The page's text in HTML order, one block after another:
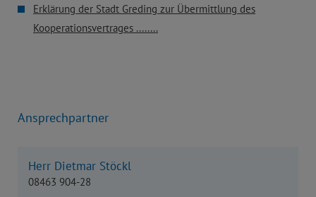
Erklärung der Stadt Greding zur Übermittlung des
Kooperationsvertrages ........
Ansprechpartner
Herr Dietmar Stöckl
08463 904-28